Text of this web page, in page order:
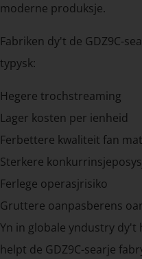
moderne produksje.
Fabriken dy't de GDZ9C-
typysk:
Hegere trochstreaming
Lager kosten per ienheid
Ferbettere kwaliteit fan
Sterkere
Ferlege operasjrisiko
Gruttere oanpasberens
Yn in globale yndustry
helpt de GDZ9C-searje